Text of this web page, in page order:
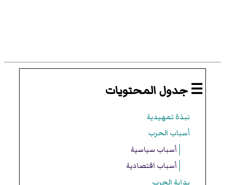
☰ جدول المحتويات
نبذة تمهيدية
أسباب الحرب
أسباب سياسية
أسباب اقتصادية
بداية الحرب